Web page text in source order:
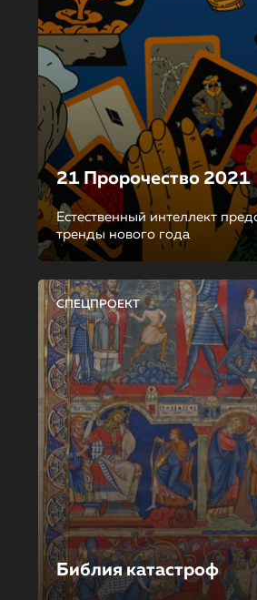
21 Пророчество 2021
Естественный интеллект
тренды нового года
СПЕЦПРОЕКТ
Библия катастроф